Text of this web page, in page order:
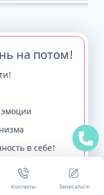
на потом!
в себе!
Контакты Записаться